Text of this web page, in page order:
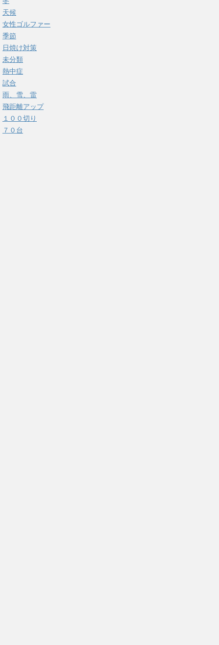
天候
女性ゴルファー
季節
日焼け対策
未分類
熱中症
試合
雨、雪、雷
飛距離アップ
１００切り
７０台